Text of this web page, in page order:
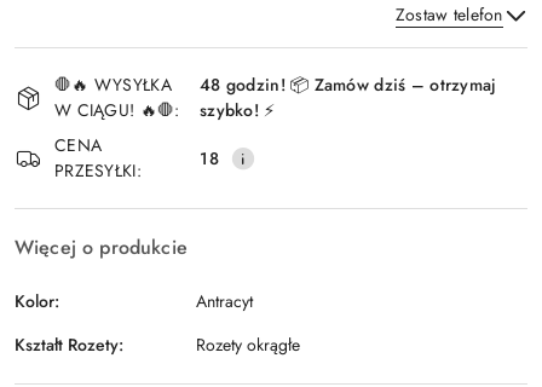
Zostaw telefon
Wyślij
i
dostawa
🛑🔥 WYSYŁKA
W CIĄGU! 🔥🛑:
48 godzin! 📦 Zamów dziś – otrzymaj
szybko! ⚡
CENA
PRZESYŁKI:
18
Więcej o produkcie
Kolor:
Antracyt
Kształt Rozety:
Rozety okrągłe